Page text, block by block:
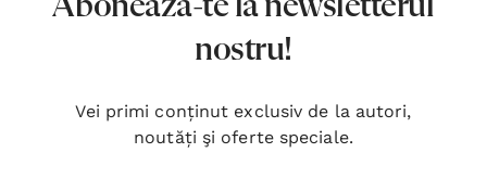
nostru!
Vei primi conținut exclusiv de la autori,
noutăți şi oferte speciale.